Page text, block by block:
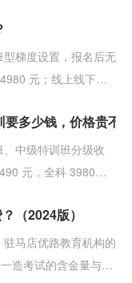
梯度设置，报名后无
元；线上线下互
多少钱，价格贵不
中级特训班分级收
元，全科 3980
（2024版）
马店优路教育机构的
造考试的含金量与其